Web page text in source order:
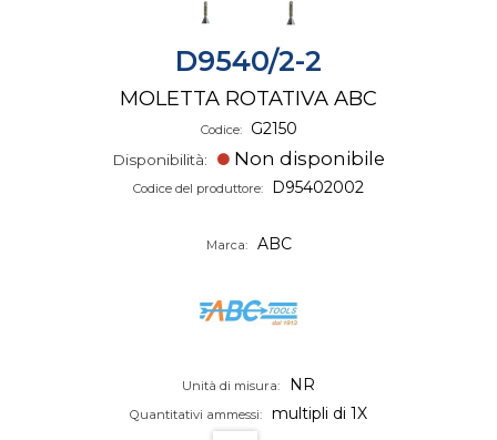
D9540/2-2
MOLETTA ROTATIVA ABC
Codice: G2150
Disponibilità: Non disponibile
Codice del produttore: D95402002
Marca: ABC
Unità di misura: NR
Quantitativi ammessi: multipli di 1X